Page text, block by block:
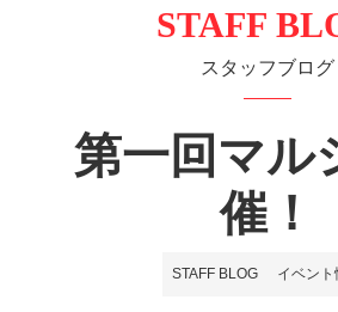
STAFF
スタッフブログ
第一回マル
催！
STAFF BLOG イベント